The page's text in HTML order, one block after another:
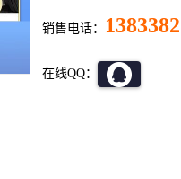
销售电话：
在线QQ：